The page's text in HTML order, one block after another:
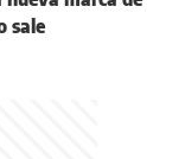
sale